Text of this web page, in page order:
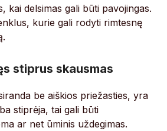
kai delsimas gali būti pavojingas.
kurie gali rodyti rimtesnę
stiprus skausmas
be aiškios priežasties, yra
stiprėja, tai gali būti
ar net ūminis uždegimas.